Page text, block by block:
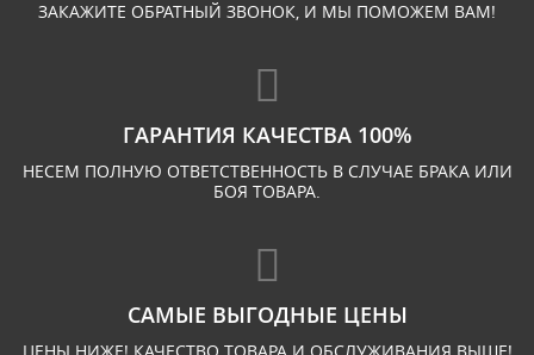
ЗАКАЖИТЕ ОБРАТНЫЙ ЗВОНОК, И МЫ ПОМОЖЕМ ВАМ!
ГАРАНТИЯ КАЧЕСТВА 100%
НЕСЕМ ПОЛНУЮ ОТВЕТСТВЕННОСТЬ В СЛУЧАЕ БРАКА ИЛИ
БОЯ ТОВАРА.
САМЫЕ ВЫГОДНЫЕ ЦЕНЫ